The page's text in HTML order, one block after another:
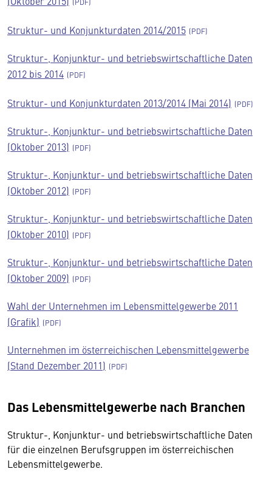
Struktur- und Konjunkturdaten 2014/2015
Struktur-, Konjunktur- und betriebswirtschaftliche Daten
2012 bis 2014
Struktur- und Konjunkturdaten 2013/2014 (Mai 2014)
Struktur-, Konjunktur- und betriebswirtschaftliche Daten
(Oktober 2013)
Struktur-, Konjunktur- und betriebswirtschaftliche Daten
(Oktober 2012)
Struktur-, Konjunktur- und betriebswirtschaftliche Daten
(Oktober 2010)
Struktur-, Konjunktur- und betriebswirtschaftliche Daten
(Oktober 2009)
Wahl der Unternehmen im Lebensmittelgewerbe 2011
(Grafik)
Unternehmen im österreichischen Lebensmittelgewerbe
(Stand Dezember 2011)
Das Lebensmittelgewerbe nach Branchen
Struktur-, Konjunktur- und betriebswirtschaftliche Daten
für die einzelnen Berufsgruppen im österreichischen
Lebensmittelgewerbe.